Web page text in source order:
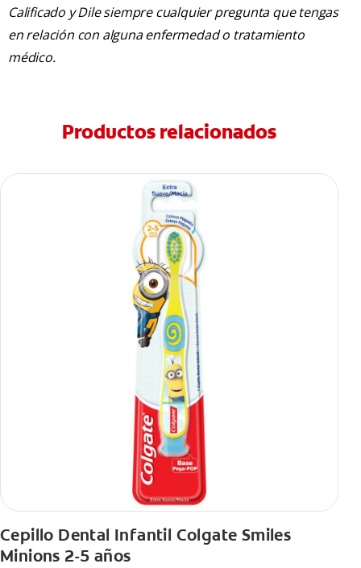
Calificado y Dile siempre cualquier pregunta que tengas
en relación con alguna enfermedad o tratamiento
médico.
Productos relacionados
Cepillo Dental Infantil Colgate Smiles
Minions 2-5 años